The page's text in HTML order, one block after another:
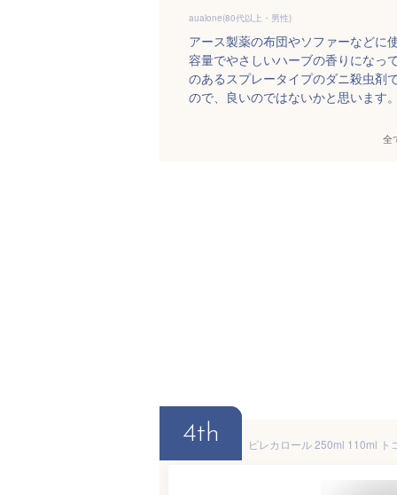
aualone(80代以上・男性)
アース製薬の布団やソファーなどに
容量でやさしいハーブの香りになっ
のあるスプレータイプのダニ殺虫剤
ので、良いのではないかと思います
全
4th